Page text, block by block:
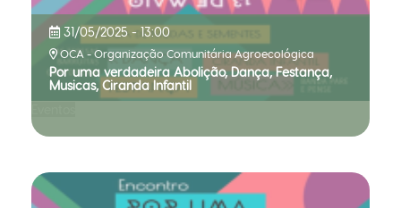
31/05/2025 - 13:00
OCA - Organização Comunitária Agroecológica
Por uma verdadeira Abolição, Dança, Festança,
Musicas, Ciranda Infantil